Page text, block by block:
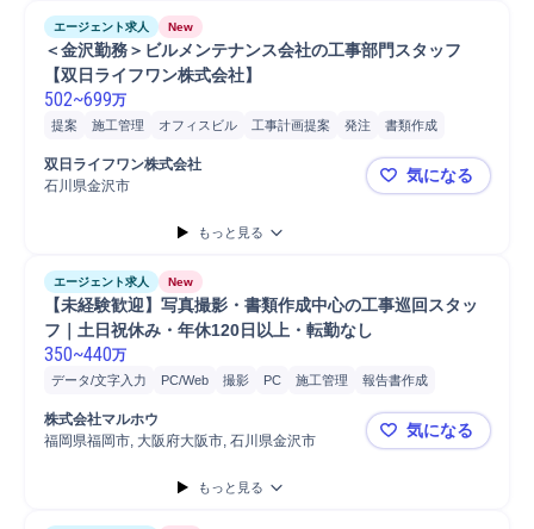
エージェント求人 New
＜金沢勤務＞ビルメンテナンス会社の工事部門スタッフ
【双日ライフワン株式会社】
502~699万
提案 施工管理 オフィスビル 工事計画提案 発注 書類作成
双日ライフワン株式会社
石川県金沢市
＜金沢勤務
気になる
もっと見る
エージェント求人 New
【未経験歓迎】写真撮影・書類作成中心の工事巡回スタッ
フ｜土日祝休み・年休120日以上・転勤なし
350~440万
データ/文字入力 PC/Web 撮影 PC 施工管理
報告書作成
ヒアリング
写真管理
自動車運転
株式会社マルホウ
福岡県福岡市, 大阪府大阪市, 石川県金沢市
【未経験歓
気になる
もっと見る